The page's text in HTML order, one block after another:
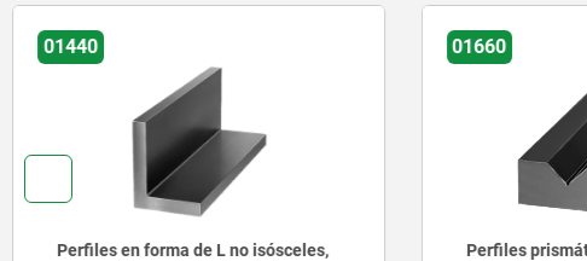
01440
Perfiles en forma de L no isósceles,
01660
Perfiles